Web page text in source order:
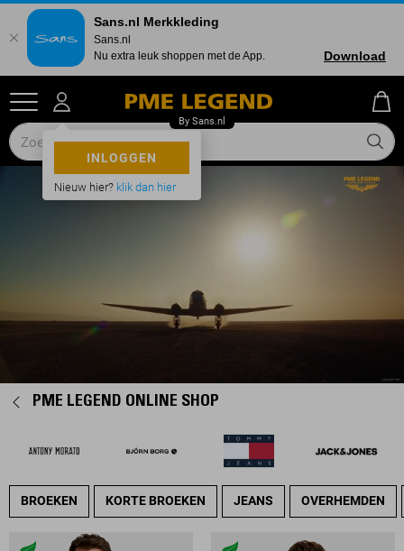
INLOGGEN
Nieuw hier? klik dan hier
PME LEGEND ONLINE SHOP
BROEKEN KORTE BROEKEN JEANS OVERHEMDEN
Sans.nl Merkkleding
Sans.nl
Nu extra leuk shoppen met de App.
Download